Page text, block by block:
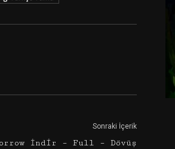
Sonraki İçerik
İndir – Full – Dövüş